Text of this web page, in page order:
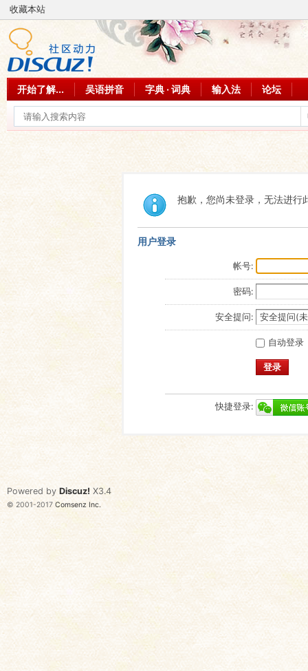
收藏本站
开始了解... 吴语拼音 字典 · 词典 输入法 论坛
抱歉，您尚未登录，无法进行
用户登录
帐号:
密码:
安全提问:
自动登录
登录
快捷登录:
Powered by Discuz! X3.4
© 2001-2017 Comsenz Inc.